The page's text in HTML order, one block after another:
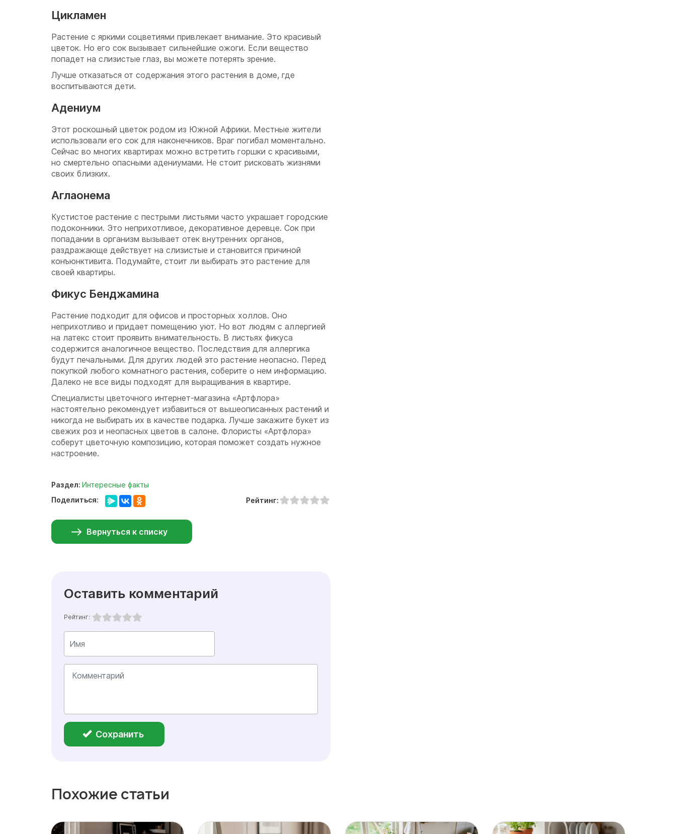
Цикламен
Растение с яркими соцветиями привлекает внимание. Это красивый
цветок. Но его сок вызывает сильнейшие ожоги. Если вещество
попадет на слизистые глаз, вы можете потерять зрение.
Лучше отказаться от содержания этого растения в доме, где
воспитываются дети.
Адениум
Этот роскошный цветок родом из Южной Африки. Местные жители
использовали его сок для наконечников. Враг погибал моментально.
Сейчас во многих квартирах можно встретить горшки с красивыми,
но смертельно опасными адениумами. Не стоит рисковать жизнями
своих близких.
Аглаонема
Кустистое растение с пестрыми листьями часто украшает городские
подоконники. Это неприхотливое, декоративное деревце. Сок при
попадании в организм вызывает отек внутренних органов,
раздражающе действует на слизистые и становится причиной
конъюнктивита. Подумайте, стоит ли выбирать это растение для
своей квартиры.
Фикус Бенджамина
Растение подходит для офисов и просторных холлов. Оно
неприхотливо и придает помещению уют. Но вот людям с аллергией
на латекс стоит проявить внимательность. В листьях фикуса
содержится аналогичное вещество. Последствия для аллергика
будут печальными. Для других людей это растение неопасно. Перед
покупкой любого комнатного растения, соберите о нем информацию.
Далеко не все виды подходят для выращивания в квартире.
Специалисты цветочного интернет-магазина «Артфлора»
настоятельно рекомендует избавиться от вышеописанных растений и
никогда не выбирать их в качестве подарка. Лучше закажите букет из
свежих роз и неопасных цветов в салоне. Флористы «Артфлора»
соберут цветочную композицию, которая поможет создать нужное
настроение.
Раздел: Интересные факты
Поделиться:
Рейтинг:
Вернуться к списку
Оставить комментарий
Рейтинг:
Сохранить
Похожие статьи